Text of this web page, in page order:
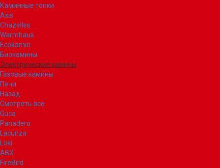
Каминные топки
Axis
Chazelles
Warmhaus
Ecokamin
Биокамины
Электрические камины
Газовые камины
Печи
Назад
Смотреть все
Guca
Panadero
Lacunza
Loki
ABX
FireBird